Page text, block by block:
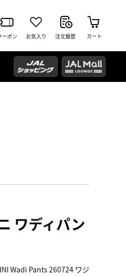
ーポン お気入り 注文履歴 カート
ワディパン
Wadi Pants 260724 ワジ